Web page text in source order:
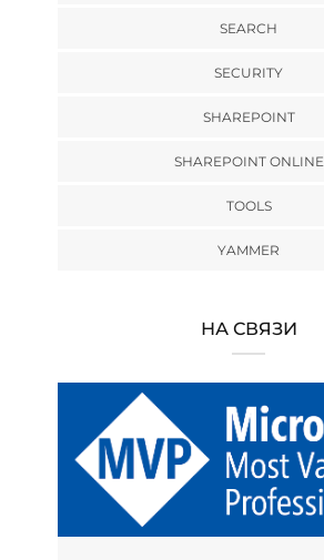
SEARCH
SECURITY
SHAREPOINT
SHAREPOINT ONLINE
TOOLS
YAMMER
НА СВЯЗИ